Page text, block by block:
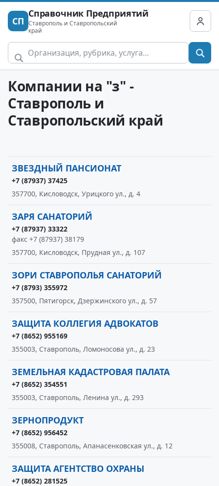
СП
Справочник Предприятий
Ставрополь и Ставропольский
край
Компании на "з" -
Ставрополь и
Ставропольский край
ЗВЕЗДНЫЙ ПАНСИОНАТ
+7 (87937) 37425
357700, Кисловодск, Урицкого ул., д. 4
ЗАРЯ САНАТОРИЙ
+7 (87937) 33322
факс +7 (87937) 38179
357700, Кисловодск, Прудная ул., д. 107
ЗОРИ СТАВРОПОЛЬЯ САНАТОРИЙ
+7 (8793) 355972
357500, Пятигорск, Дзержинского ул., д. 57
ЗАЩИТА КОЛЛЕГИЯ АДВОКАТОВ
+7 (8652) 955169
355003, Ставрополь, Ломоносова ул., д. 23
ЗЕМЕЛЬНАЯ КАДАСТРОВАЯ ПАЛАТА
+7 (8652) 354551
355003, Ставрополь, Ленина ул., д. 293
ЗЕРНОПРОДУКТ
+7 (8652) 956452
355008, Ставрополь, Апанасенковская ул., д. 12
ЗАЩИТА АГЕНТСТВО ОХРАНЫ
+7 (8652) 281525